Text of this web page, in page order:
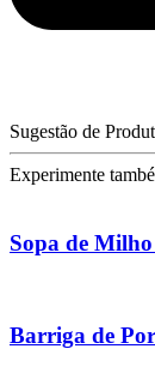
Sugestão de
Experimente
Sopa de
Barriga de